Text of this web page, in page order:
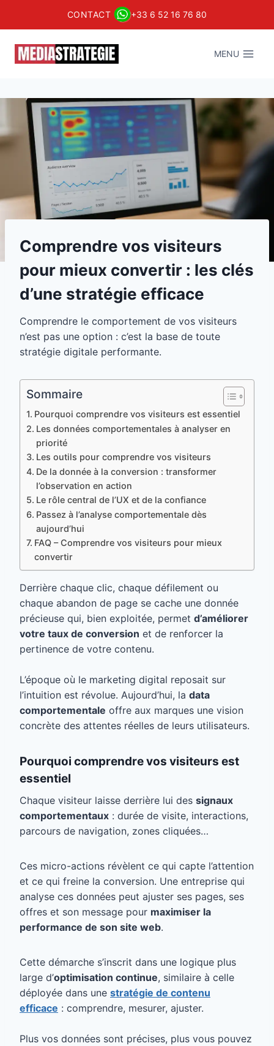
CONTACT +33 6 52 16 76 80
contenu
MENU
Comprendre vos visiteurs
pour mieux convertir : les clés
d’une stratégie efficace
Comprendre le comportement de vos visiteurs
n’est pas une option : c’est la base de toute
stratégie digitale performante.
Sommaire
Pourquoi comprendre vos visiteurs est essentiel
Les données comportementales à analyser en
priorité
Les outils pour comprendre vos visiteurs
De la donnée à la conversion : transformer
l’observation en action
Le rôle central de l’UX et de la confiance
Passez à l’analyse comportementale dès
aujourd’hui
FAQ – Comprendre vos visiteurs pour mieux
convertir
Derrière chaque clic, chaque défilement ou
chaque abandon de page se cache une donnée
précieuse qui, bien exploitée, permet d’améliorer
votre taux de conversion et de renforcer la
pertinence de votre contenu.
L’époque où le marketing digital reposait sur
l’intuition est révolue. Aujourd’hui, la data
comportementale offre aux marques une vision
concrète des attentes réelles de leurs utilisateurs.
Pourquoi comprendre vos visiteurs est
essentiel
Chaque visiteur laisse derrière lui des signaux
comportementaux : durée de visite, interactions,
parcours de navigation, zones cliquées…
Ces micro-actions révèlent ce qui capte l’attention
et ce qui freine la conversion. Une entreprise qui
analyse ces données peut ajuster ses pages, ses
offres et son message pour maximiser la
performance de son site web.
Cette démarche s’inscrit dans une logique plus
large d’optimisation continue, similaire à celle
déployée dans une stratégie de contenu
efficace : comprendre, mesurer, ajuster.
Plus vos données sont précises, plus vous pouvez